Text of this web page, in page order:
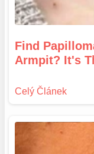
Find
Armpit? It's